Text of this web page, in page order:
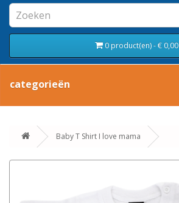
0 product(en) - € 0,00
categorieën
Baby T Shirt I love mama